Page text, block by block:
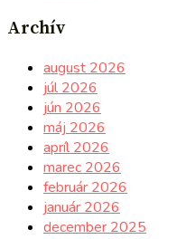
Archív
august 2026
júl 2026
jún 2026
máj 2026
apríl 2026
marec 2026
február 2026
január 2026
december 2025